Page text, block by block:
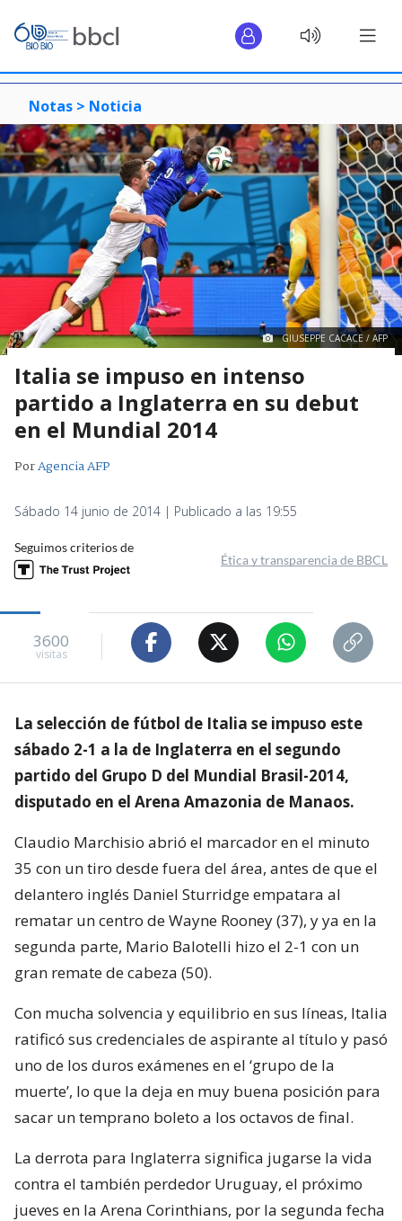
Notas > Noticia
GIUSEPPE CACACE / AFP
Italia se impuso en intenso
partido a Inglaterra en su debut
en el Mundial 2014
PorAgencia AFP
Sábado 14 junio de 2014 | Publicado a las 19:55
Seguimos criterios de
Ética y transparencia de BBCL
3600
visitas
La selección de fútbol de Italia se impuso este
sábado 2-1 a la de Inglaterra en el segundo
partido del Grupo D del Mundial Brasil-2014,
disputado en el Arena Amazonia de Manaos.
Claudio Marchisio abrió el marcador en el minuto
35 con un tiro desde fuera del área, antes de que el
delantero inglés Daniel Sturridge empatara al
rematar un centro de Wayne Rooney (37), y ya en la
segunda parte, Mario Balotelli hizo el 2-1 con un
gran remate de cabeza (50).
Con mucha solvencia y equilibrio en sus líneas, Italia
ratificó sus credenciales de aspirante al título y pasó
uno de los duros exámenes en el ‘grupo de la
muerte’, lo que la deja en muy buena posición para
sacar un temprano boleto a los octavos de final.
La derrota para Inglaterra significa jugarse la vida
contra el también perdedor Uruguay, el próximo
jueves en la Arena Corinthians, por la segunda fecha